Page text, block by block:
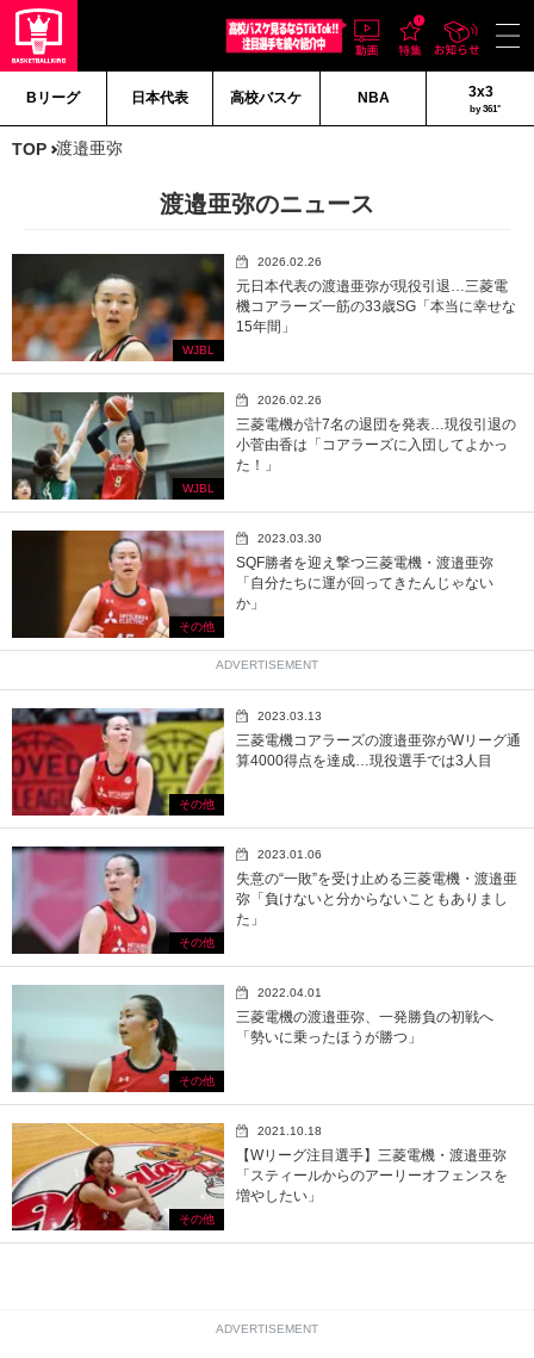
Bリーグ 日本代表 高校バスケ NBA 3x3
by 361°
TOP 渡邉亜弥
渡邉亜弥のニュース
WJBL
2026.02.26
元日本代表の渡邉亜弥が現役引退…三菱電
機コアラーズ一筋の33歳SG「本当に幸せな
15年間」
WJBL
2026.02.26
三菱電機が計7名の退団を発表…現役引退の
小菅由香は「コアラーズに入団してよかっ
た！」
その他
2023.03.30
SQF勝者を迎え撃つ三菱電機・渡邉亜弥
「自分たちに運が回ってきたんじゃない
か」
ADVERTISEMENT
その他
2023.03.13
三菱電機コアラーズの渡邉亜弥がWリーグ通
算4000得点を達成…現役選手では3人目
その他
2023.01.06
失意の“一敗”を受け止める三菱電機・渡邉亜
弥「負けないと分からないこともありまし
た」
その他
2022.04.01
三菱電機の渡邉亜弥、一発勝負の初戦へ
「勢いに乗ったほうが勝つ」
その他
2021.10.18
【Wリーグ注目選手】三菱電機・渡邉亜弥
「スティールからのアーリーオフェンスを
増やしたい」
ADVERTISEMENT